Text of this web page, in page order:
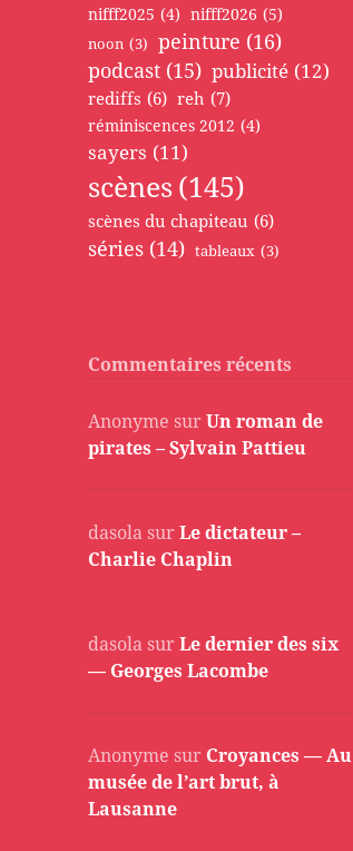
nifff2025 (4) nifff2026 (5)
noon (3) peinture (16)
podcast (15) publicité (12)
rediffs (6) reh (7)
réminiscences 2012 (4)
sayers (11)
scènes(145)
scènes du chapiteau (6)
séries (14) tableaux (3)
Commentaires récents
Anonyme surUn roman de
pirates – Sylvain Pattieu
dasolasurLe dictateur –
Charlie Chaplin
dasolasurLe dernier des six
— Georges Lacombe
Anonyme sur Croyances — Au
musée de l’art brut, à
Lausanne